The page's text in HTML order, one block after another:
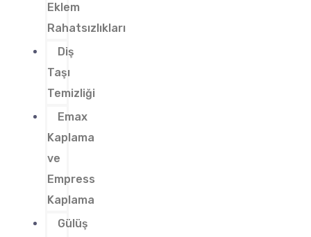
Eklem
Rahatsızlıkları
Diş
Taşı
Temizliği
Emax
Kaplama
ve
Empress
Kaplama
Gülüş